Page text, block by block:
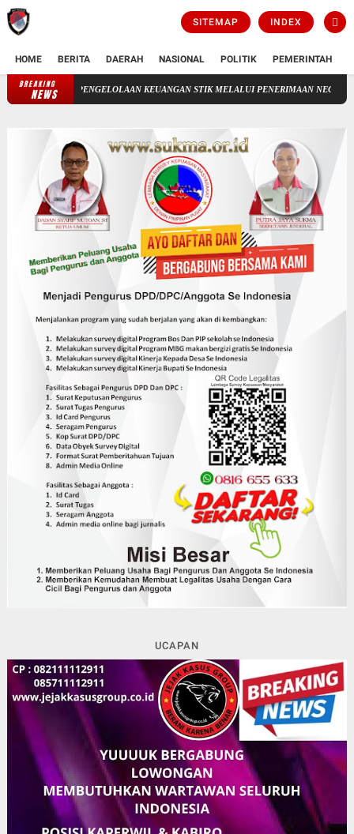
SITEMAP INDEX
HOME BERITA DAERAH NASIONAL POLITIK PEMERINTAH
BREAKING
NEWS
PENGELOLAAN KEUANGAN STIK MELALUI PENERIMAAN NEGERA BUKAN
UCAPAN